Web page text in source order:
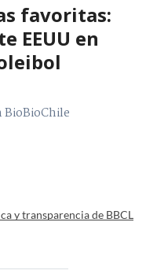
favoritas:
EEUU en
BioBioChile
y transparencia de BBCL